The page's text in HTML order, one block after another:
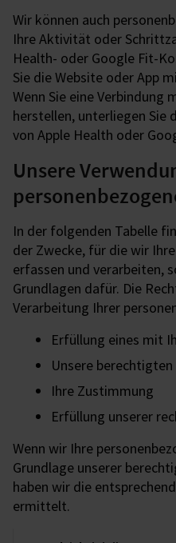
Wir können auch
Ihre Aktivität oder
Health- oder Google Fit-
Sie die Website oder App
Wenn Sie eine Verbindung
herstellen, unterliegen Sie
von Apple Health oder
Unsere
In der folgenden Tabelle
der Zwecke, für die wir
erfassen und verarbeiten,
Grundlagen dafür. Die
Verarbeitung Ihrer
Erfüllung eines mit
Unsere
Ihre Zustimmung
Erfüllung unserer
Wenn wir Ihre
Grundlage unserer
haben wir die
ermittelt.